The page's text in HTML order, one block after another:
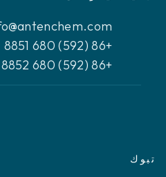
+86 (592) 680 8851
+86 (592) 680 8852
تبوك